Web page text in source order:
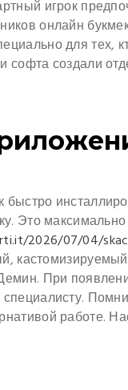
игрок
онлайн
для тех,
софта создали
Это максимально
2026/07/04/
кастомизируемый
При
работе.